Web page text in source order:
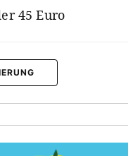
45 Euro